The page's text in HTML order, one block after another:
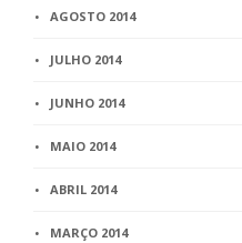
AGOSTO 2014
JULHO 2014
JUNHO 2014
MAIO 2014
ABRIL 2014
MARÇO 2014